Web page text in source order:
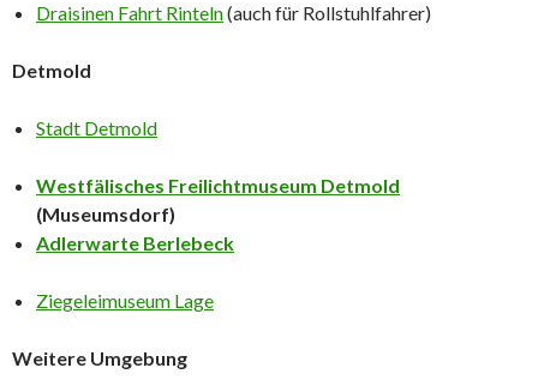
Draisinen Fahrt Rinteln(auch für Rollstuhlfahrer)
Detmold
Stadt Detmold
Westfälisches Freilichtmuseum Detmold
(Museumsdorf)
Adlerwarte Berlebeck
Ziegeleimuseum Lage
Weitere Umgebung